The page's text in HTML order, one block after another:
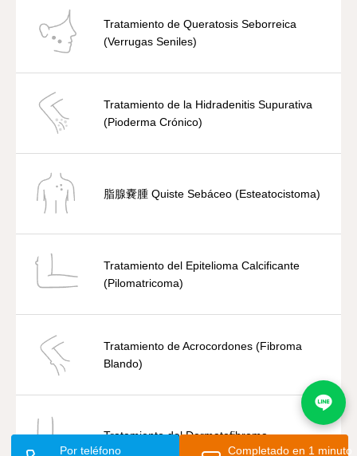
Tratamiento de Queratosis Seborreica
(Verrugas Seniles)
Tratamiento de la Hidradenitis Supurativa
(Pioderma Crónico)
脂腺嚢腫 Quiste Sebáceo (Esteatocistoma)
Tratamiento del Epitelioma Calcificante
(Pilomatricoma)
Tratamiento de Acrocordones (Fibroma
Blando)
Tratamiento del Dermatofibroma
Por teléfono
Completado en 1 minuto